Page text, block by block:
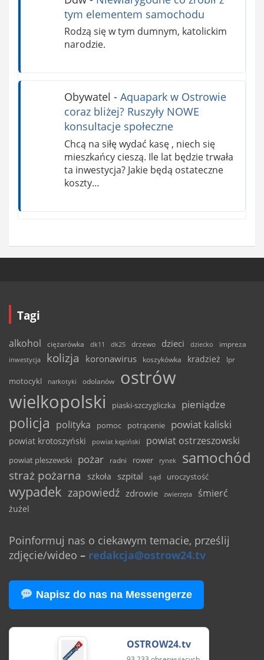
tym elementem samochodu
Rodzą się w tym dumnym, katolickim
narodzie.
Obywatel - Aquapark w Ostrowie
coraz bliżej? Ruszyły NOWE
konsultacje społeczne
Chcą na siłę wydać kasę , niech się
mieszkańcy cieszą. Ile lat będzie trwała
ta inwestycja? Jakie będą ostateczne
koszty…
Tagi
alkohol ciężarówka dk11 dk25 drzewo dzieci dziecko
impreza
inwestycja
kolizja koronawirus koszykówka kradzież lpr
motocykl narkotyki odolanów
ostrów
wielkopolski
piaski-szczygliczka pieniądze
policja polityka pomoc potrącenie powiat kaliski
powiat krotoszyński powiat kępiński powiat ostrzeszowski
powiat pleszewski pożar radni rower rynek samochód
straż pożarna szkoła szpital sąd uroczystość
wypadek zapowiedź zdrowie zwierzęta śmierć
żużel
Poinformuj nas o ciekawym temacie, prześlij
zdjęcie/wideo – redakcja@ostrow24.tv
Napisz do nas na Messengerze
OSTROW24.tv